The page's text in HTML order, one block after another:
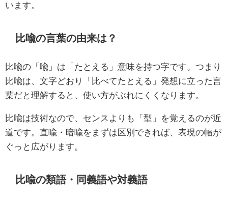
います。
比喩の言葉の由来は？
比喩の「喩」は「たとえる」意味を持つ字です。つまり
比喩は、文字どおり「比べてたとえる」発想に立った言
葉だと理解すると、使い方がぶれにくくなります。
比喩は技術なので、センスよりも「型」を覚えるのが近
道です。直喩・暗喩をまずは区別できれば、表現の幅が
ぐっと広がります。
比喩の類語・同義語や対義語